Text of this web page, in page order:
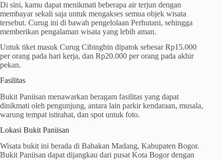
Di sini, kamu dapat menikmati beberapa air terjun dengan
membayar sekali saja untuk mengakses semua objek wisata
tersebut. Curug ini di bawah pengelolaan Perhutani, sehingga
memberikan pengalaman wisata yang lebih aman.
Untuk tiket masuk Curug Cibingbin dipatok sebesar Rp15.000
per orang pada hari kerja, dan Rp20.000 per orang pada akhir
pekan.
Fasilitas
Bukit Paniisan menawarkan beragam fasilitas yang dapat
dinikmati oleh pengunjung, antara lain parkir kendaraan, musala,
warung tempat istirahat, dan spot untuk foto.
Lokasi Bukit Paniisan
Wisata bukit ini berada di Babakan Madang, Kabupaten Bogor.
Bukit Paniisan dapat dijangkau dari pusat Kota Bogor dengan